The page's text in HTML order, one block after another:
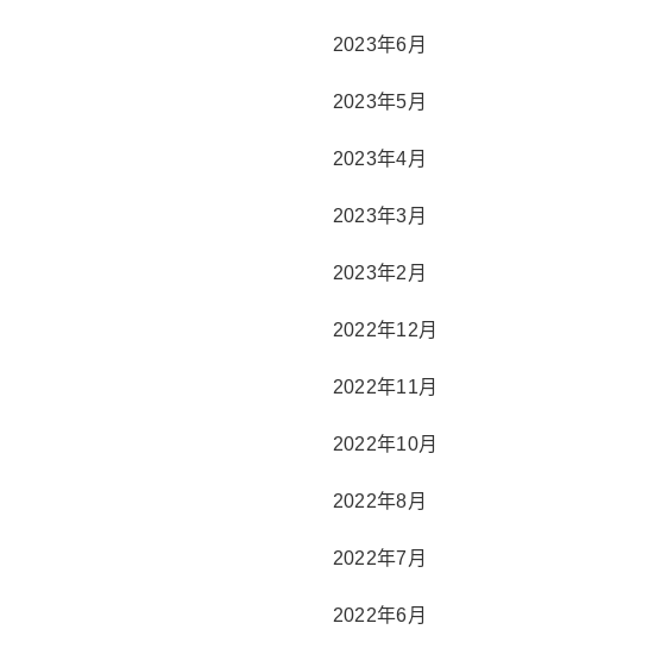
2023年6月
2023年5月
2023年4月
2023年3月
2023年2月
2022年12月
2022年11月
2022年10月
2022年8月
2022年7月
2022年6月